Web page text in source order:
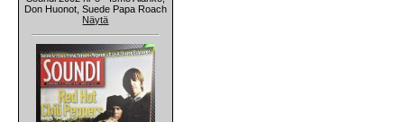
Don Huonot, Suede Papa Roach
Näytä